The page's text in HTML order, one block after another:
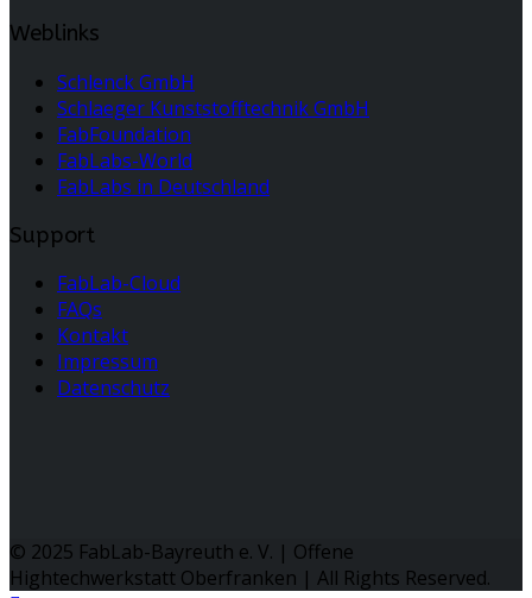
Weblinks
Schlenck GmbH
Schlaeger Kunststofftechnik GmbH
FabFoundation
FabLabs-World
FabLabs in Deutschland
Support
FabLab-Cloud
FAQs
Kontakt
Impressum
Datenschutz
© 2025 FabLab-Bayreuth e. V. | Offene
Hightechwerkstatt Oberfranken | All Rights Reserved.